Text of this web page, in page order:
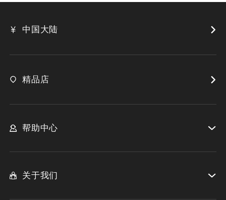
中国大陆
精品店
帮助中心
关于我们